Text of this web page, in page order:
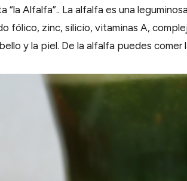
“la Alfalfa”.. La alfalfa es una
fólico, zinc, silicio, vitaminas A,
y la piel. De la alfalfa puedes comer